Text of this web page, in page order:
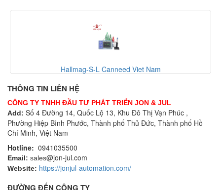
Hallmag-S-L Canneed Viet Nam
THÔNG TIN LIÊN HỆ
CÔNG TY TNHH ĐẦU TƯ PHÁT TRIỂN JON & JUL
Add: Số 4 Đường 14, Quốc Lộ 13, Khu Đô Thị Vạn Phúc ,
Phường Hiệp Bình Phước, Thành phố Thủ Đức, Thành phố Hồ
Chí Minh, Việt Nam
Hotline: 0941035500
Email: sales@jon-jul.com
Website: https://jonjul-automation.com/
ĐƯỜNG ĐẾN CÔNG TY